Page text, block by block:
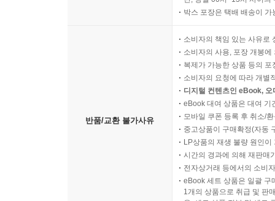
박스 포장은 택배 배송이
반품/교환 불가사유
소비자의 책임 있는 사유로
소비자의 사용, 포장 개봉
복제가 가능한 상품 등의
소비자의 요청에 따라 개별
디지털 컨텐츠인 eBook,
eBook 대여 상품은 대여 기
모바일 쿠폰 등록 후 취소/
중고상품이 구매확정(자동
LP상품의 재생 불량 원인
시간의 경과에 의해 재판매
전자상거래 등에서의 소비
eBook 세트 상품은 일괄 구
1개의 상품으로 취급 및 판